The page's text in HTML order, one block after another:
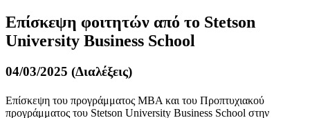
Επίσκεψη φοιτητών από το Stetson
University Business School
04/03/2025 (Διαλέξεις)
Επίσκεψη του προγράμματος MBA και του Προπτυχιακού
προγράμματος του Stetson University Business School στην